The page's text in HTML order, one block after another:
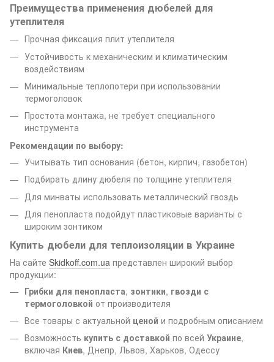
Преимущества применения дюбелей для
утеплителя
Прочная фиксация плит утеплителя
Устойчивость к механическим и климатическим
воздействиям
Минимальные теплопотери при использовании
термоголовок
Простота монтажа, не требует специального
инструмента
Рекомендации по выбору:
Учитывать тип основания (бетон, кирпич, газобетон)
Подбирать длину дюбеля по толщине утеплителя
Для минваты использовать металлический гвоздь
Для пенопласта подойдут пластиковые варианты с
широким зонтиком
Купить дюбели для теплоизоляции в Украине
На сайте Skidkoff.com.ua представлен широкий выбор
продукции:
Грибки для пенопласта, зонтики, гвозди с
термоголовкой от производителя
Все товары с актуальной ценой и подробным описанием
Возможность купить с доставкой по всей Украине,
включая Киев, Днепр, Львов, Харьков, Одессу